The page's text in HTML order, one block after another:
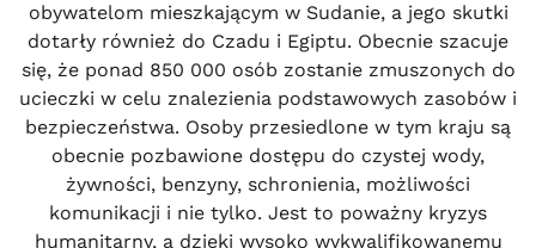
obywatelom mieszkającym w Sudanie, a jego skutki
dotarły również do Czadu i Egiptu. Obecnie szacuje
się, że ponad 850 000 osób zostanie zmuszonych do
ucieczki w celu znalezienia podstawowych zasobów i
bezpieczeństwa. Osoby przesiedlone w tym kraju są
obecnie pozbawione dostępu do czystej wody,
żywności, benzyny, schronienia, możliwości
komunikacji i nie tylko. Jest to poważny kryzys
humanitarny, a dzięki wysoko wykwalifikowanemu